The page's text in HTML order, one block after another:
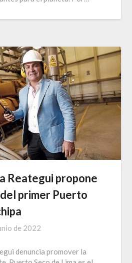
Reategui propone
primer Puerto
de 2022
denuncia promover la